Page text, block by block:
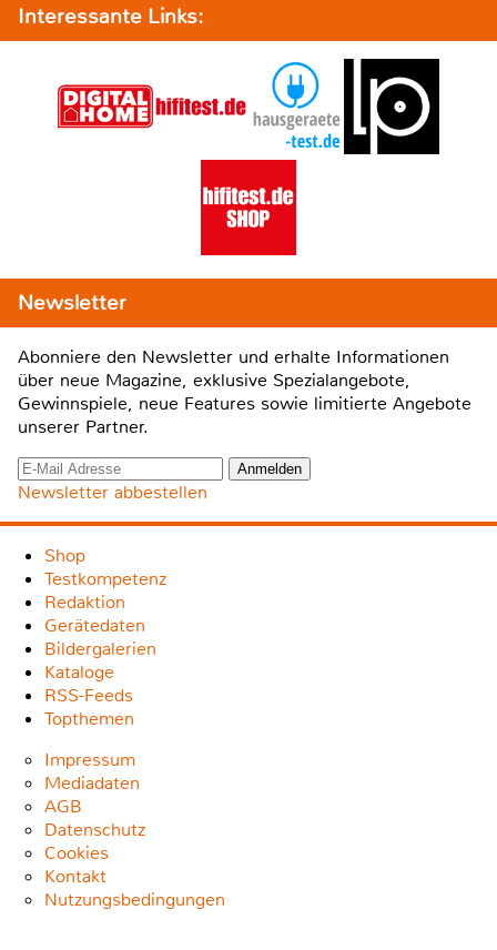
Interessante Links:
Newsletter
Abonniere den Newsletter und erhalte Informationen
über neue Magazine, exklusive Spezialangebote,
Gewinnspiele, neue Features sowie limitierte Angebote
unserer Partner.
Newsletter abbestellen
Shop
Testkompetenz
Redaktion
Gerätedaten
Bildergalerien
Kataloge
RSS-Feeds
Topthemen
Impressum
Mediadaten
AGB
Datenschutz
Cookies
Kontakt
Nutzungsbedingungen